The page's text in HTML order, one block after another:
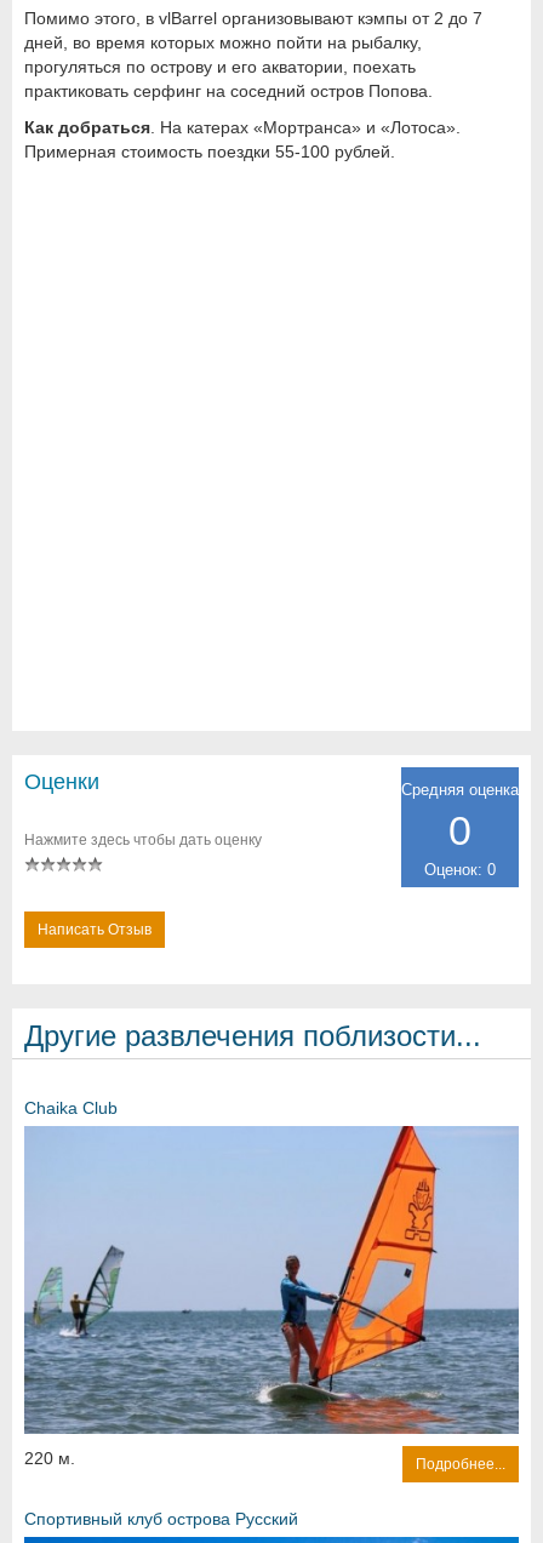
Помимо этого, в vlBarrel организовывают кэмпы от 2 до 7
дней, во время которых можно пойти на рыбалку,
прогуляться по острову и его акватории, поехать
практиковать серфинг на соседний остров Попова.
Как добраться . На катерах «Мортранса» и «Лотоса».
Примерная стоимость поездки 55-100 рублей.
Средняя оценка
0
Оценок: 0
Оценки
Нажмите здесь чтобы дать оценку
Написать Отзыв
Другие развлечения поблизости...
Chaika Club
220 м. Подробнее...
Спортивный клуб острова Русский